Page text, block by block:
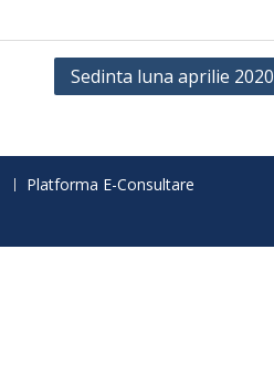
Sedinta luna aprilie 2020
Platforma E-Consultare